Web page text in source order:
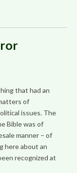
that had an
of
issues. The
Bible was of
manner – of
here about an
recognized at